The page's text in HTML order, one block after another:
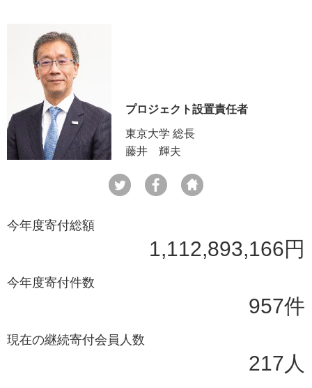
プロジェクト設置責任者
東京大学 総長
藤井 輝夫
今年度寄付総額
1,112,893,166円
今年度寄付件数
957件
現在の継続寄付会員人数
217人